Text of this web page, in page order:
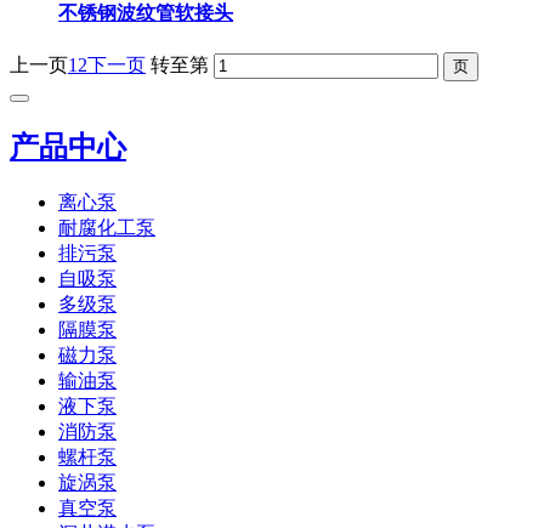
不锈钢波纹管软接头
上一页1 2下一页 转至第
产品中心
离心泵
耐腐化工泵
排污泵
自吸泵
多级泵
隔膜泵
磁力泵
输油泵
液下泵
消防泵
螺杆泵
旋涡泵
真空泵